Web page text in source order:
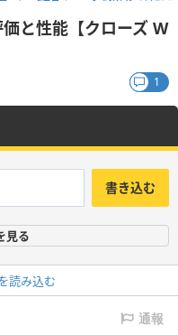
と性能【クローズ W
1
書き込む
見る
読み込む
通報